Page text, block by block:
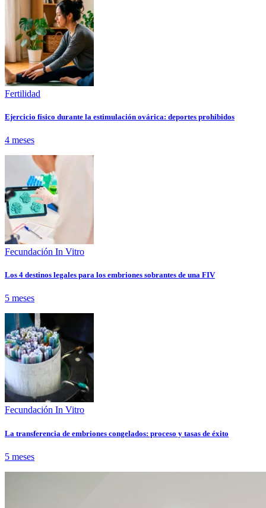
Fertilidad
Ejercicio físico durante la estimulación ovárica: deportes prohibidos
4 meses
Fecundación In Vitro
Los 4 destinos legales para los embriones sobrantes de una FIV
5 meses
Fecundación In Vitro
La transferencia de embriones congelados: proceso y tasas de éxito
5 meses